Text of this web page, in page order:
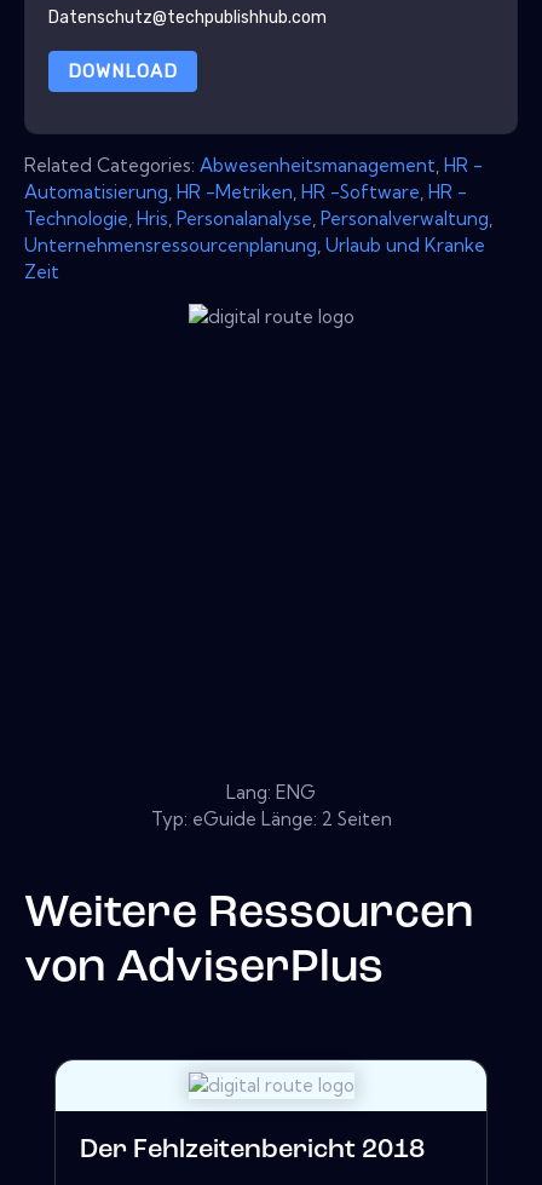
Datenschutz@techpublishhub.com
DOWNLOAD
Related Categories: Abwesenheitsmanagement HR -
Automatisierung HR -Metriken HR -Software HR -
Technologie Hris Personalanalyse Personalverwaltung
Unternehmensressourcenplanung Urlaub und Kranke
Zeit
Lang: ENG
Typ: eGuide Länge: 2 Seiten
Weitere Ressourcen
von AdviserPlus
Der Fehlzeitenbericht 2018